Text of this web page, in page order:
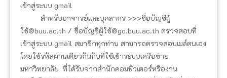
เข้าสู่ระบบ gmail
สำหรับอาจารย์และบุคลากร >>>ชื่อบัญชีผู้
ใช้@buu.ac.th / ชื่อบัญชีผู้ใช้@go.buu.ac.th ตรวจสอบที่
เข้าสู่ระบบ gmail สมาชิกทุกท่าน สามารถตรวจสอบเมล์ตนเอง
โดยใช้รหัสผ่านเดียวกันกับที่ใช้เข้าระบบเครือข่าย
มหาวิทยาลัย ที่ได้รับจากสำนักคอมพิวเตอร์หรืองาน